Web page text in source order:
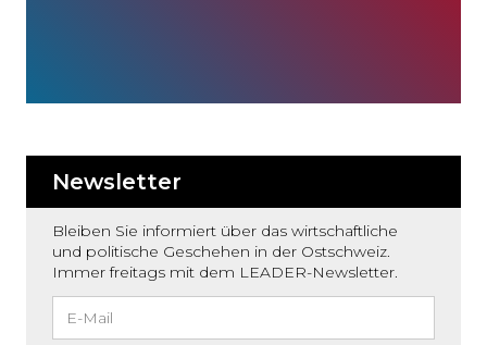
Newsletter
Bleiben Sie informiert über das wirtschaftliche
und politische Geschehen in der Ostschweiz.
Immer freitags mit dem LEADER-Newsletter.